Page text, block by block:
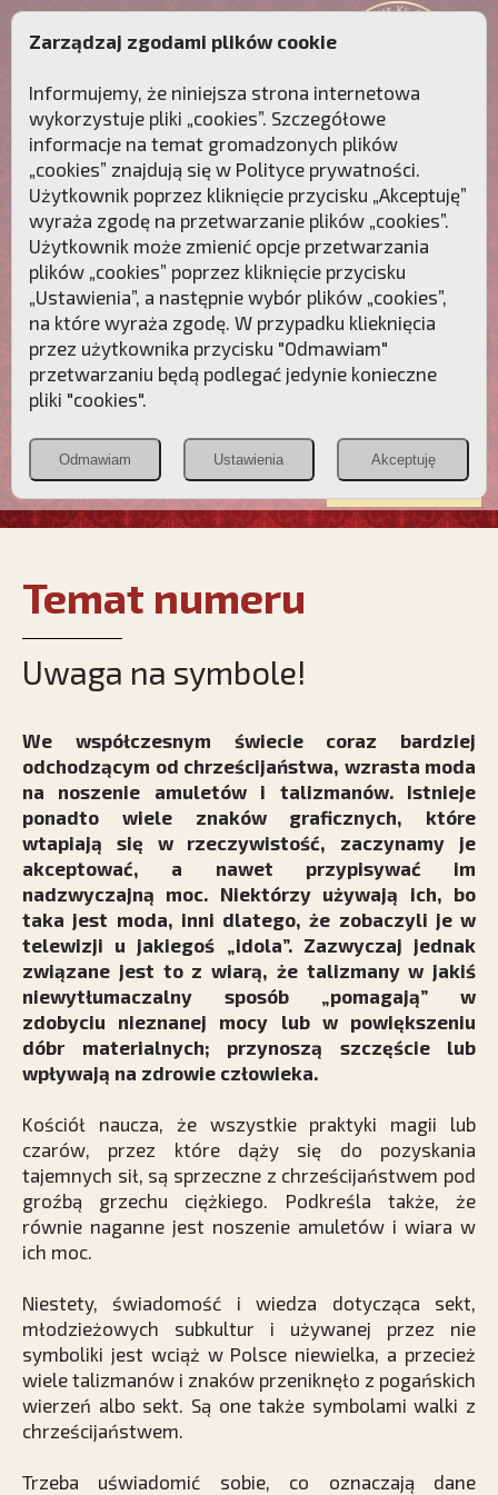
Przebudźmy sumienia Polaków!
Polonia
Christiana
PCh24.pl
Przymierze
POZNAJ APOSTOLAT FATIMY WESPRZYJ
NAS
Temat numeru
Uwaga na symbole!
We współczesnym świecie coraz bardziej
odchodzącym od chrześcijaństwa, wzrasta moda
na noszenie amuletów i talizmanów. Istnieje
ponadto wiele znaków graficznych, które
wtapiają się w rzeczywistość, zaczynamy je
akceptować, a nawet przypisywać im
nadzwyczajną moc. Niektórzy używają ich, bo
taka jest moda, inni dlatego, że zobaczyli je w
telewizji u jakiegoś „idola”. Zazwyczaj jednak
związane jest to z wiarą, że talizmany w jakiś
niewytłumaczalny sposób „pomagają” w
zdobyciu nieznanej mocy lub w powiększeniu
dóbr materialnych; przynoszą szczęście lub
wpływają na zdrowie człowieka.
Kościół naucza, że wszystkie praktyki magii lub
czarów, przez które dąży się do pozyskania
tajemnych sił, są sprzeczne z chrześcijaństwem pod
groźbą grzechu ciężkiego. Podkreśla także, że
równie naganne jest noszenie amuletów i wiara w
ich moc.
Niestety, świadomość i wiedza dotycząca sekt,
młodzieżowych subkultur i używanej przez nie
symboliki jest wciąż w Polsce niewielka, a przecież
wiele talizmanów i znaków ­przeniknęło z pogańskich
wierzeń albo sekt. Są one także symbolami walki z
chrześcijaństwem.
Trzeba uświadomić sobie, co oznaczają dane
Zarządzaj zgodami plików cookie
Informujemy, że niniejsza strona internetowa
wykorzystuje pliki „cookies”. Szczegółowe
informacje na temat gromadzonych plików
„cookies” znajdują się w Polityce prywatności.
Użytkownik poprzez kliknięcie przycisku „Akceptuję”
wyraża zgodę na przetwarzanie plików „cookies”.
Użytkownik może zmienić opcje przetwarzania
plików „cookies” poprzez kliknięcie przycisku
„Ustawienia”, a następnie wybór plików „cookies”,
na które wyraża zgodę. W przypadku klieknięcia
przez użytkownika przycisku "Odmawiam"
przetwarzaniu będą podlegać jedynie konieczne
pliki "cookies".
Odmawiam Ustawienia Akceptuję